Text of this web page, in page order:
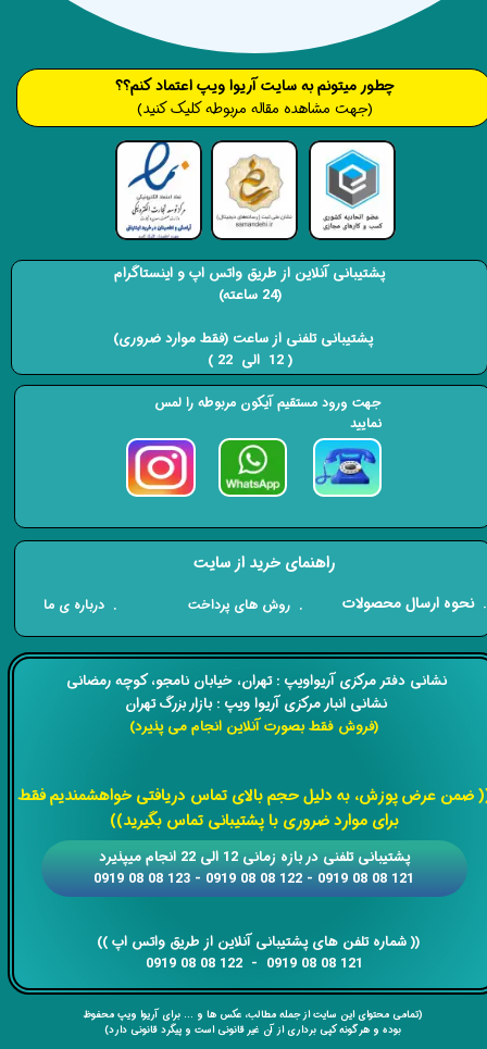
​​نشانی دفتر مرکزی آریواویپ : تهران، خیابان نامجو،کوچه رمضانی
نشانی انبار مرکزی آریوا ویپ : بازار بزرگ تهران
(فروش فقط بصورت آنلاین انجام می پذیرد)
ضمن عرض پوزش، به دلیل حجم بالای تماس دریافتی خواهشمندیم فقط
برای موارد ضروری با پشتیبانی تماس بگیرید))
​​​​​​​​​​​​​​(( ​​​​​​​شماره تلفن های پشتیبانی آنلاین از طریق واتس اپ ))
​​​​​​​121 08 08 0919 - 122 08 08 0919
​​پشتیبانی تلفنی در بازه زمانی 12 الی 22 انجام میپذیرد
121 08 08 0919 - 122 08 08 0919 - 123 08 08 0919
(تمامی محتوای این سایت از جمله مطالب، عکس ها و ... برای آریوا ویپ محفوظ
بوده و هر گونه کپی برداری از آن غیر قانونی است و پیگرد قانونی دارد)
​​​چطور میتونم به سایت آریوا ویپ اعتماد کنم؟؟
(جهت مشاهده مقاله مربوطه کلیک کنید)
راهنمای خرید از سایت
​. نحوه ارسال محصولات . روش های پرداخت . درباره ی ما
پشتیبانی آنلاین از طریق واتس اپ و اینستاگرام
(24 ساعته)
​​​​​​​ پشتیبانی تلفنی از ساعت (فقط موارد ضروری)
( 12 الی 22 ) ​​​​​​​
جهت ورود مستقیم آیکون مربوطه را لمس
نمایید